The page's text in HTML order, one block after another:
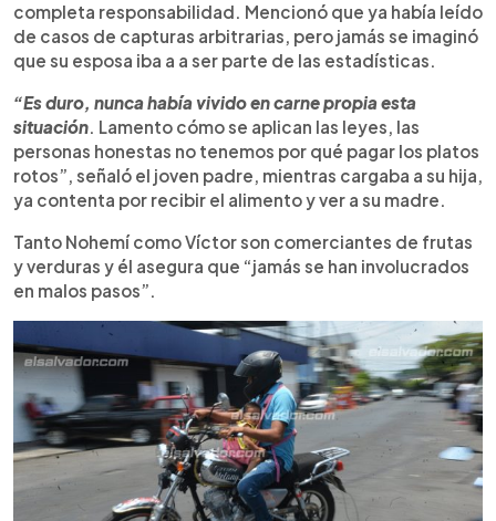
completa responsabilidad. Mencionó que ya había leído
de casos de capturas arbitrarias, pero jamás se imaginó
que su esposa iba a a ser parte de las estadísticas.
“Es duro, nunca había vivido en carne propia esta
situación. Lamento cómo se aplican las leyes, las
personas honestas no tenemos por qué pagar los platos
rotos”, señaló el joven padre, mientras cargaba a su hija,
ya contenta por recibir el alimento y ver a su madre.
Tanto Nohemí como Víctor son comerciantes de frutas
y verduras y él asegura que “jamás se han involucrados
en malos pasos”.